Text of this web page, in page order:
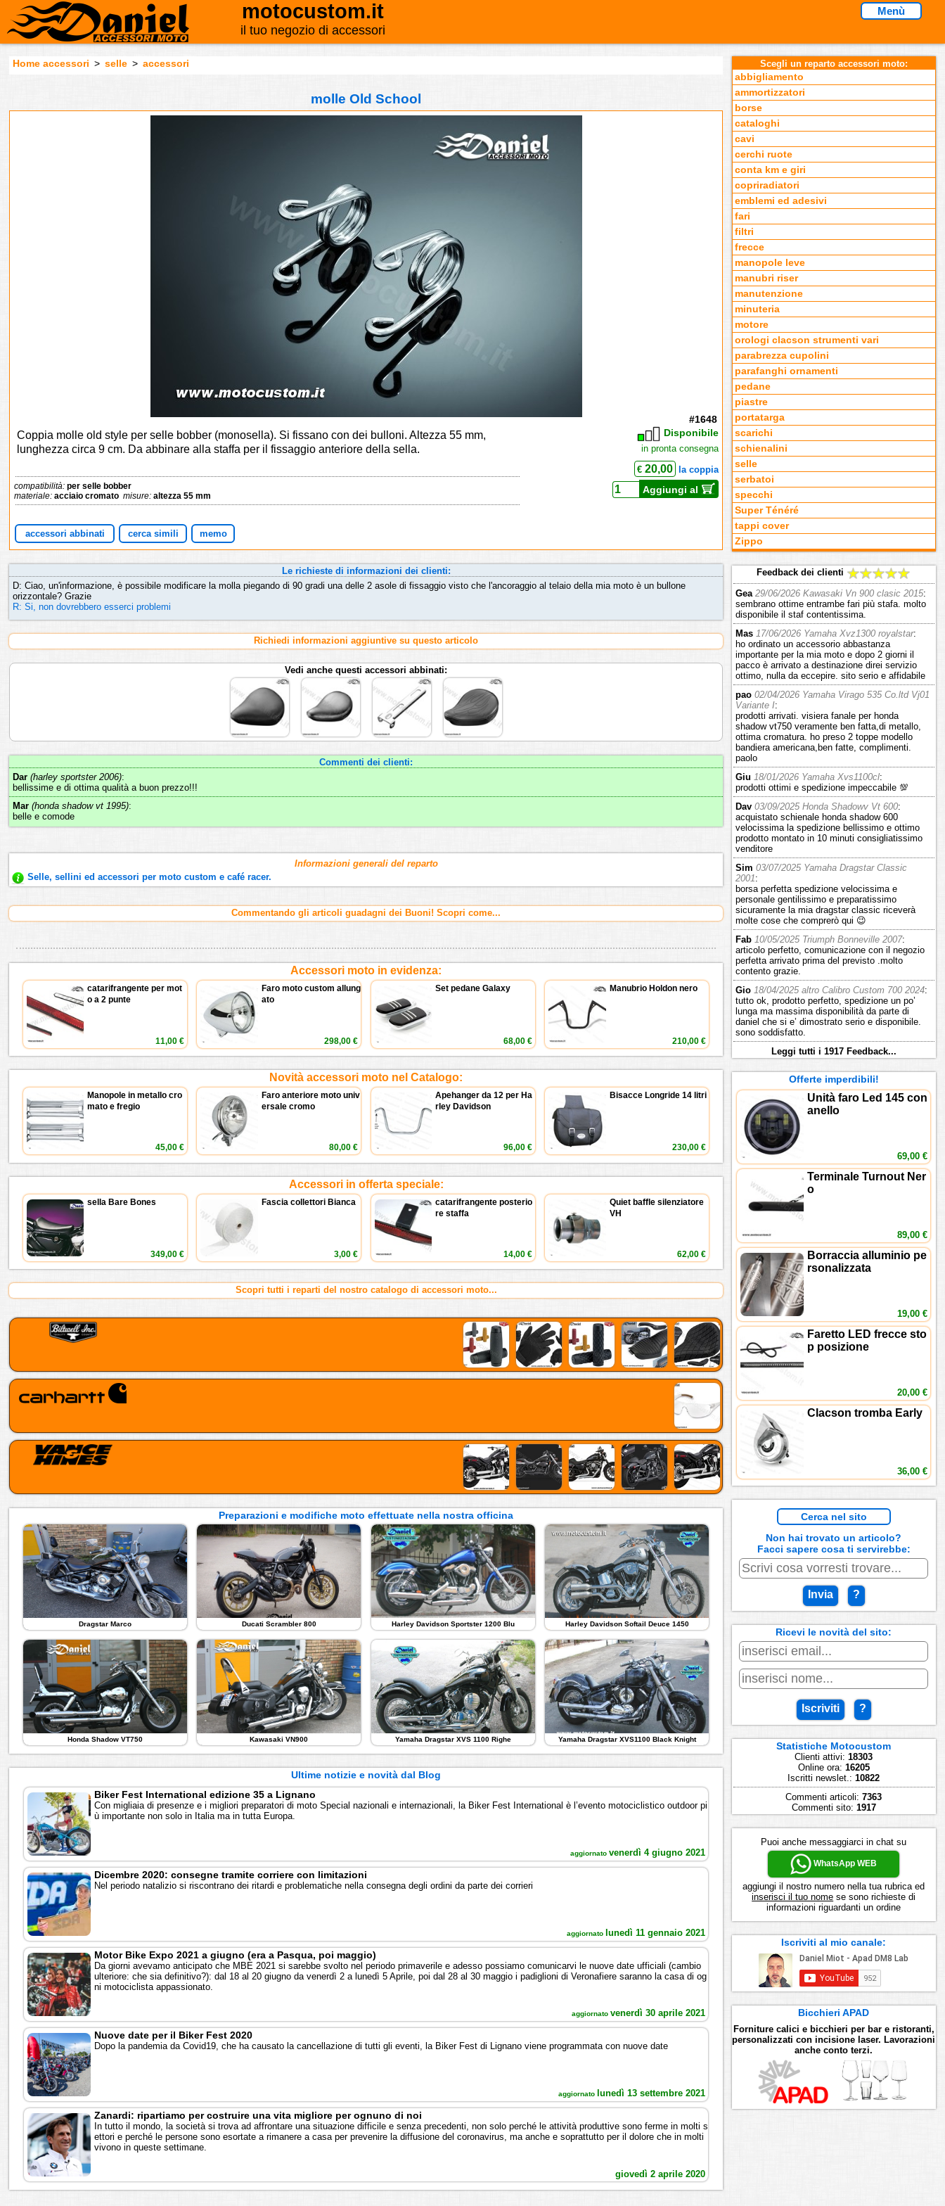
motocustom.it
il tuo negozio di accessori
Menù
Home accessori > selle > accessori
molle Old School
Coppia molle old style per selle bobber (monosella). Si fissano con dei bulloni. Altezza 55 mm,
lunghezza circa 9 cm. Da abbinare alla staffa per il fissaggio anteriore della sella.
compatibilità:per selle bobber
materiale:acciaio cromato misure:altezza 55 mm
#1648
Disponibile
in pronta consegna
€20,00 la coppia
Aggiungi al
accessori abbinati cerca simili memo
Le richieste di informazioni dei clienti:
D: Ciao, un'informazione, è possibile modificare la molla piegando di 90 gradi una delle 2 asole di fissaggio visto che l'ancoraggio al telaio della mia moto è un bullone
orizzontale? Grazie
R: Si, non dovrebbero esserci problemi
Richiedi informazioni aggiuntive su questo articolo
Vedi anche questi accessori abbinati:
Commenti dei clienti:
Dar (harley sportster 2006):
bellissime e di ottima qualità a buon prezzo!!!
Mar (honda shadow vt 1995):
belle e comode
Informazioni generali del reparto
Selle, sellini ed accessori per moto custom e café racer.
Commentando gli articoli guadagni dei Buoni! Scopri come...
Accessori moto in evidenza:
catarifrangente per mot
o a 2 punte
11,00 €
Faro moto custom allung
ato
298,00 €
Set pedane Galaxy
68,00 €
Manubrio Holdon nero
210,00 €
Novità accessori moto nel Catalogo:
Manopole in metallo cro
mato e fregio
45,00 €
Faro anteriore moto univ
ersale cromo
80,00 €
Apehanger da 12 per Ha
rley Davidson
96,00 €
Bisacce Longride 14 litri
230,00 €
Accessori in offerta speciale:
sella Bare Bones
349,00 €
Fascia collettori Bianca
3,00 €
catarifrangente posterio
re staffa
14,00 €
Quiet baffle silenziatore
VH
62,00 €
Scopri tutti i reparti del nostro catalogo di accessori moto...
Preparazioni e modifiche moto effettuate nella nostra officina
Dragstar Marco Ducati Scrambler 800 Harley Davidson Sportster 1200 Blu Harley Davidson Softail Deuce 1450
Honda Shadow VT750 Kawasaki VN900 Yamaha Dragstar XVS 1100 Righe Yamaha Dragstar XVS1100 Black Knight
Ultime notizie e novità dal Blog
Biker Fest International edizione 35 a Lignano
Con migliaia di presenze e i migliori preparatori di moto Special nazionali e internazionali, la Biker Fest International è l’evento motociclistico outdoor pi
ù importante non solo in Italia ma in tutta Europa.
aggiornatovenerdì 4 giugno 2021
Dicembre 2020: consegne tramite corriere con limitazioni
Nel periodo natalizio si riscontrano dei ritardi e problematiche nella consegna degli ordini da parte dei corrieri
aggiornato lunedì 11 gennaio 2021
Motor Bike Expo 2021 a giugno (era a Pasqua, poi maggio)
Da giorni avevamo anticipato che MBE 2021 si sarebbe svolto nel periodo primaverile e adesso possiamo comunicarvi le nuove date ufficiali (cambio
ulteriore: che sia definitivo?): dal 18 al 20 giugno da venerdì 2 a lunedì 5 Aprile, poi dal 28 al 30 maggio i padiglioni di Veronafiere saranno la casa di og
ni motociclista appassionato.
aggiornatovenerdì 30 aprile 2021
Nuove date per il Biker Fest 2020
Dopo la pandemia da Covid19, che ha causato la cancellazione di tutti gli eventi, la Biker Fest di Lignano viene programmata con nuove date
aggiornato lunedì 13 settembre 2021
Zanardi: ripartiamo per costruire una vita migliore per ognuno di noi
In tutto il mondo, la società si trova ad affrontare una situazione difficile e senza precedenti, non solo perché le attività produttive sono ferme in molti s
ettori e perché le persone sono esortate a rimanere a casa per prevenire la diffusione del coronavirus, ma anche e soprattutto per il dolore che in molti
vivono in queste settimane.
giovedì 2 aprile 2020
Scegli un reparto accessori moto:
abbigliamento
ammortizzatori
borse
cataloghi
cavi
cerchi ruote
conta km e giri
copriradiatori
emblemi ed adesivi
fari
filtri
frecce
manopole leve
manubri riser
manutenzione
minuteria
motore
orologi clacson strumenti vari
parabrezza cupolini
parafanghi ornamenti
pedane
piastre
portatarga
scarichi
schienalini
selle
serbatoi
specchi
Super Ténéré
tappi cover
Zippo
Feedback dei clienti
Gea 29/06/2026 Kawasaki Vn 900 clasic 2015:
sembrano ottime entrambe fari più stafa. molto
disponibile il staf contentissima.
Mas 17/06/2026 Yamaha Xvz1300 royalstar:
ho ordinato un accessorio abbastanza
importante per la mia moto e dopo 2 giorni il
pacco è arrivato a destinazione direi servizio
ottimo, nulla da eccepire. sito serio e affidabile
pao 02/04/2026 Yamaha Virago 535 Co.ltd Vj01
Variante I:
prodotti arrivati. visiera fanale per honda
shadow vt750 veramente ben fatta,di metallo,
ottima cromatura. ho preso 2 toppe modello
bandiera americana,ben fatte, complimenti.
paolo
Giu 18/01/2026 Yamaha Xvs1100cl:
prodotti ottimi e spedizione impeccabile 💯
Dav 03/09/2025 Honda Shadowv Vt 600:
acquistato schienale honda shadow 600
velocissima la spedizione bellissimo e ottimo
prodotto montato in 10 minuti consigliatissimo
venditore
Sim 03/07/2025 Yamaha Dragstar Classic
2001:
borsa perfetta spedizione velocissima e
personale gentilissimo e preparatissimo
sicuramente la mia dragstar classic riceverà
molte cose che comprerò qui 😉
Fab 10/05/2025 Triumph Bonneville 2007:
articolo perfetto, comunicazione con il negozio
perfetta arrivato prima del previsto .molto
contento grazie.
Gio 18/04/2025 altro Calibro Custom 700 2024:
tutto ok, prodotto perfetto, spedizione un po’
lunga ma massima disponibilità da parte di
daniel che si e’ dimostrato serio e disponibile.
sono soddisfatto.
Leggi tutti i 1917 Feedback...
Offerte imperdibili!
Unità faro Led 145 con
anello
69,00 €
Terminale Turnout Ner
o
89,00 €
Borraccia alluminio pe
rsonalizzata
19,00 €
Faretto LED frecce sto
p posizione
20,00 €
Clacson tromba Early
36,00 €
Cerca nel sito
Non hai trovato un articolo?
Facci sapere cosa ti servirebbe:
Invia ?
Ricevi le novità del sito:
Iscriviti ?
Statistiche Motocustom
Clienti attivi:18303
Online ora: 16205
Iscritti newslet.:10822
Commenti articoli:7363
Commenti sito: 1917
Puoi anche messaggiarci in chat su
WhatsApp WEB
aggiungi il nostro numero nella tua rubrica ed
inserisci il tuo nome se sono richieste di
informazioni riguardanti un ordine
Iscriviti al mio canale:
Bicchieri APAD
Forniture calici e bicchieri per bar e ristoranti,
personalizzati con incisione laser. Lavorazioni
anche conto terzi.